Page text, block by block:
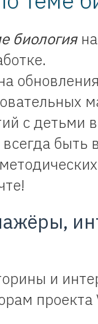
биология
с детьми
быть
и
проекта